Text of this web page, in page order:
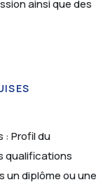
ainsi que des
:Profil du
qualifications
un diplôme ou une